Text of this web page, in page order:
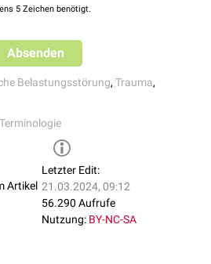
5 Zeichen benötigt.
Absenden
Belastungsstörung, Trauma,
Terminologie
Artikel
Letzter Edit:
21.03.2024, 09:12
56.290 Aufrufe
Nutzung: BY-NC-SA